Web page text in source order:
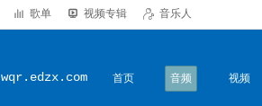
 歌单  视频专辑  音乐人
wqr.edzx.com 首页 音频 视频